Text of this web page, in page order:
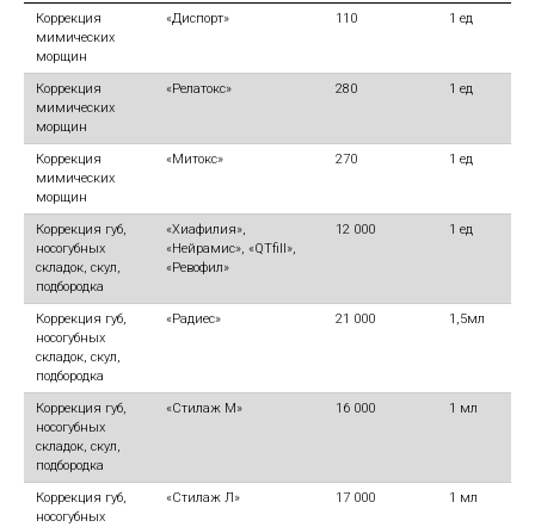
Коррекция
мимических
морщин
«Диспорт» 110 1 ед
Коррекция
мимических
морщин
«Релатокс» 280 1 ед
Коррекция
мимических
морщин
«Митокс» 270 1 ед
Коррекция губ,
носогубных
складок, скул,
подбородка
«Хиафилия»,
«Нейрамис», «QTfill»,
«Ревофил»
12 000 1 ед
Коррекция губ,
носогубных
складок, скул,
подбородка
«Радиес» 21 000 1,5мл
Коррекция губ,
носогубных
складок, скул,
подбородка
«Стилаж М» 16 000 1 мл
Коррекция губ,
носогубных
«Стилаж Л» 17 000 1 мл